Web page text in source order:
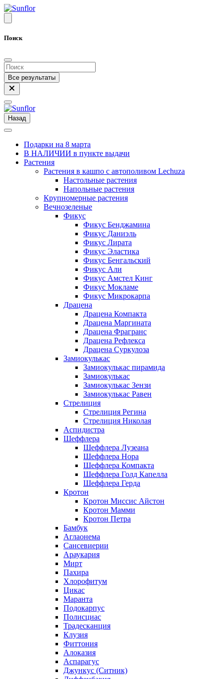
Поиск
Все результаты
Назад
Подарки на 8 марта
В НАЛИЧИИ в пункте выдачи
Растения
Растения в кашпо с автополивом Lechuza
Настольные растения
Напольные растения
Крупномерные растения
Вечнозеленые
Фикус
Фикус Бенджамина
Фикус Даниэль
Фикус Лирата
Фикус Эластика
Фикус Бенгальский
Фикус Али
Фикус Амстел Кинг
Фикус Мокламе
Фикус Микрокарпа
Драцена
Драцена Компакта
Драцена Маргината
Драцена Фрагранс
Драцена Рефлекса
Драцена Суркулоза
Замиокулькас
Замиокулькас пирамида
Замиокулькас
Замиокулькас Зензи
Замиокулькас Равен
Стрелиция
Стрелиция Регина
Стрелиция Николая
Аспидистра
Шеффлера
Шеффлера Лузеана
Шеффлера Нора
Шеффлера Компакта
Шеффлера Голд Капелла
Шеффлера Герда
Кротон
Кротон Миссис Айстон
Кротон Мамми
Кротон Петра
Бамбук
Аглаонема
Сансевиерии
Араукария
Мирт
Пахира
Хлорофитум
Цикас
Маранта
Подокарпус
Полисциас
Традесканция
Клузия
Фиттония
Алоказия
Аспарагус
Джункус (Ситник)